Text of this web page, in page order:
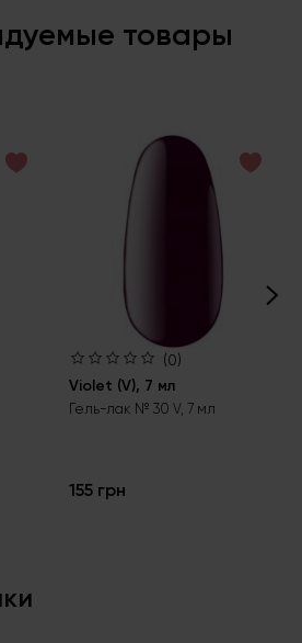
товары
(0)
Violet (V), 7 мл
Гель-лак № 30 V, 7 мл
155 грн